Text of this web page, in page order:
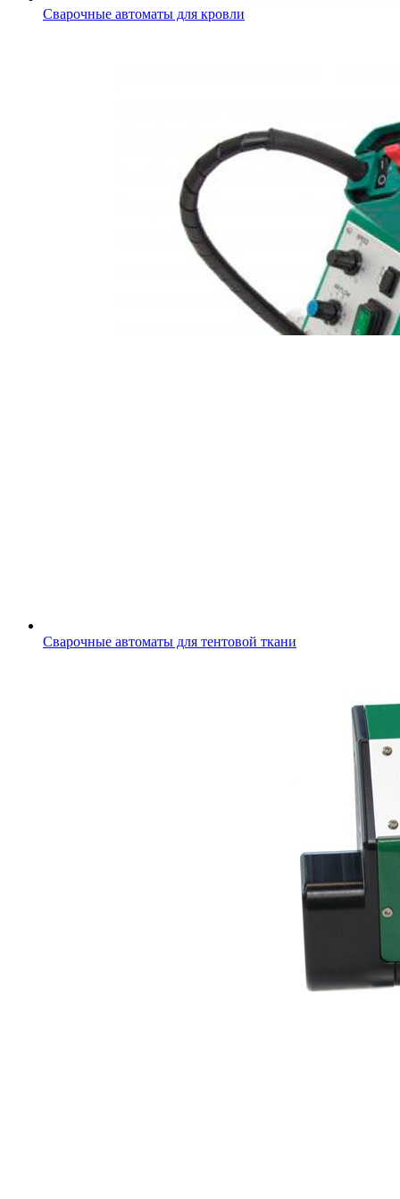
Сварочные автоматы для кровли
Сварочные автоматы для тентовой ткани